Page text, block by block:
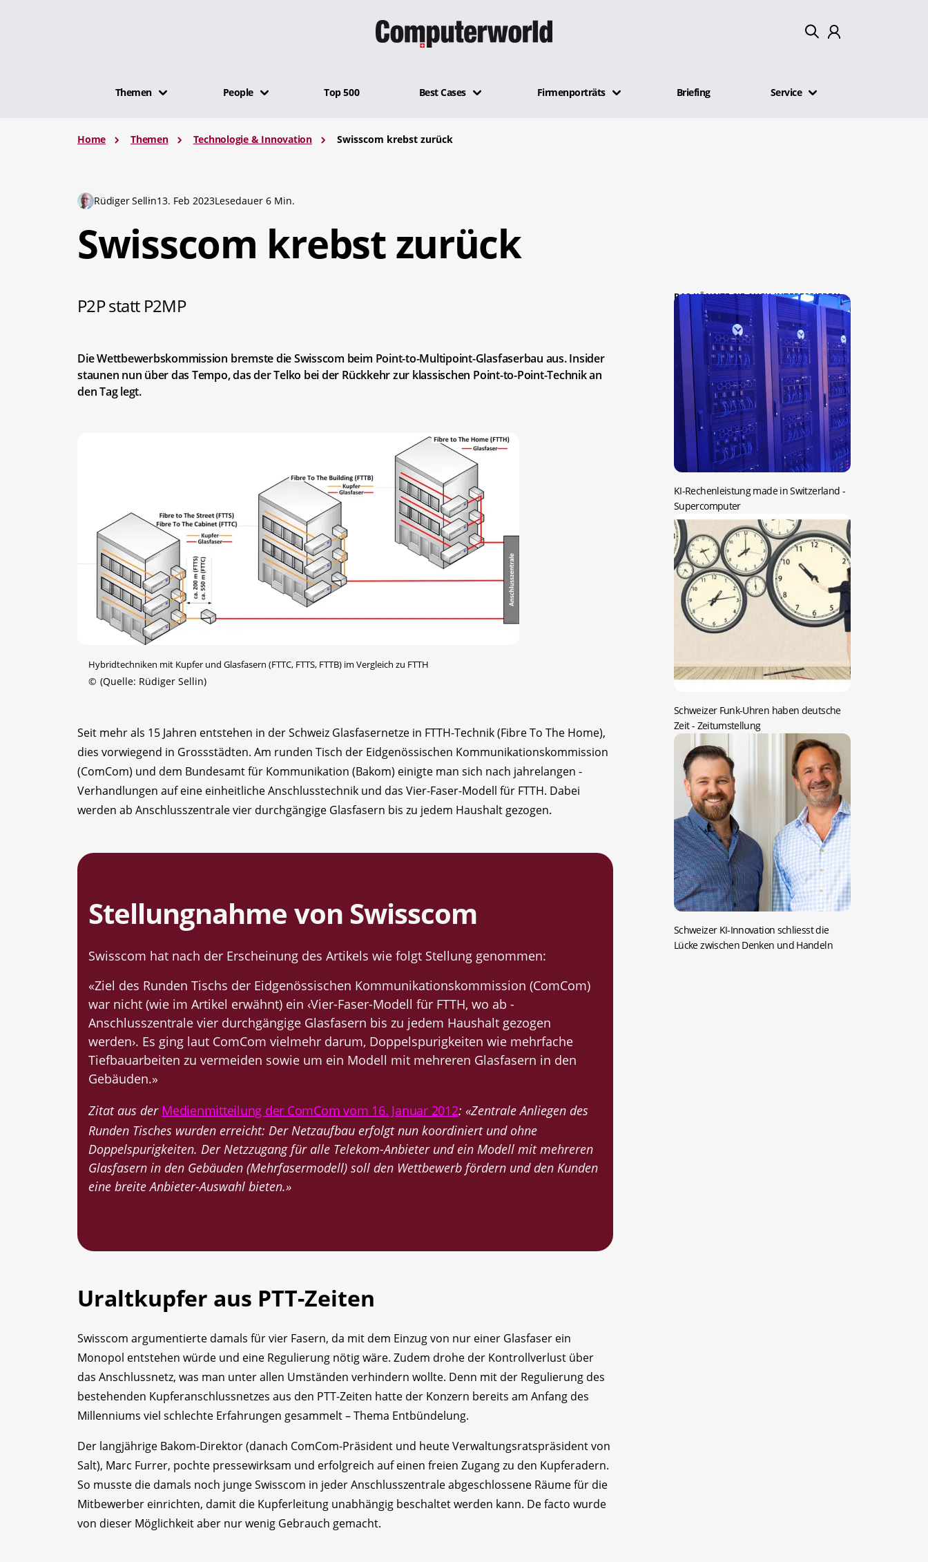
Themen People Top 500 Best Cases Firmenporträts Briefing Service
Home Themen Technologie & Innovation Swisscom krebst zurück
Rüdiger Sellin13. Feb 2023Lesedauer 6 Min.
Swisscom krebst zurück
P2P statt P2MP
Die Wettbewerbskommission bremste die Swisscom beim Point-to-Multipoint-Glasfaserbau aus. Insider
staunen nun über das Tempo, das der Telko bei der Rückkehr zur klassischen Point-to-Point-Technik an
den Tag legt.
Hybridtechniken mit Kupfer und Glasfasern (FTTC, FTTS, FTTB) im Vergleich zu FTTH
© (Quelle: Rüdiger Sellin)
Seit mehr als 15 Jahren entstehen in der Schweiz Glasfasernetze in FTTH-Technik (Fibre To The Home),
dies vorwiegend in Grossstädten. Am runden Tisch der Eidgenössischen Kommunikations­kommission
(ComCom) und dem Bundesamt für Kommunikation (Bakom) einigte man sich nach jahrelangen ­
Verhandlungen auf eine einheitliche Anschlusstechnik und das Vier-Faser-Modell für FTTH. Dabei
werden ab ­Anschlusszentrale vier durchgängige Glasfasern bis zu jedem Haushalt gezogen.
Stellungnahme von Swisscom
Swisscom hat nach der Erscheinung des Artikels wie folgt Stellung genommen:
«Ziel des Runden Tischs der Eidgenössischen Kommunikations­kommission (ComCom)
war nicht (wie im Artikel erwähnt) ein ‹Vier-Faser-Modell für FTTH, wo ab ­
Anschlusszentrale vier durchgängige Glasfasern bis zu jedem Haushalt gezogen
werden›. Es ging laut ComCom vielmehr darum, Doppelspurigkeiten wie mehrfache
Tiefbauarbeiten zu vermeiden sowie um ein Modell mit mehreren Glasfasern in den
Gebäuden.»
Zitat aus der Medienmitteilung der ComCom vom 16. Januar 2012: «Zentrale Anliegen des
Runden Tisches wurden erreicht: Der Netzaufbau erfolgt nun koordiniert und ohne
Doppelspurigkeiten. Der Netzzugang für alle Telekom-Anbieter und ein Modell mit mehreren
Glasfasern in den Gebäuden (Mehrfasermodell) soll den Wettbewerb fördern und den Kunden
eine breite Anbieter-Auswahl bieten.»
Uraltkupfer aus PTT-Zeiten
Swisscom argumentierte damals für vier Fasern, da mit dem Einzug von nur einer Glasfaser ein
Monopol entstehen würde und eine Regulierung nötig wäre. Zudem drohe der Kontrollverlust über
das Anschlussnetz, was man unter allen Umständen verhindern wollte. Denn mit der Regulierung des
bestehenden Kupferanschlussnetzes aus den PTT-Zeiten hatte der Konzern bereits am Anfang des
Millenniums viel schlechte Erfahrungen gesammelt – Thema Entbündelung.
Der langjährige Bakom-Direktor (danach ComCom-Präsident und heute Verwaltungsratspräsident von
Salt), Marc Furrer, pochte pressewirksam und erfolgreich auf einen freien Zugang zu den Kupferadern.
So musste die damals noch junge Swisscom in jeder Anschlusszentrale abgeschlossene Räume für die
Mitbewerber einrichten, damit die Kupferleitung unabhängig beschaltet werden kann. De facto wurde
von dieser Möglichkeit aber nur wenig Gebrauch gemacht.
DAS KÖNNTE SIE AUCH INTERESSIEREN:
KI-Rechenleistung made in Switzerland -
Supercomputer
Schweizer Funk-Uhren haben deutsche
Zeit- Zeitumstellung
Schweizer KI-Innovation schliesst die
Lücke zwischen Denken und Handeln